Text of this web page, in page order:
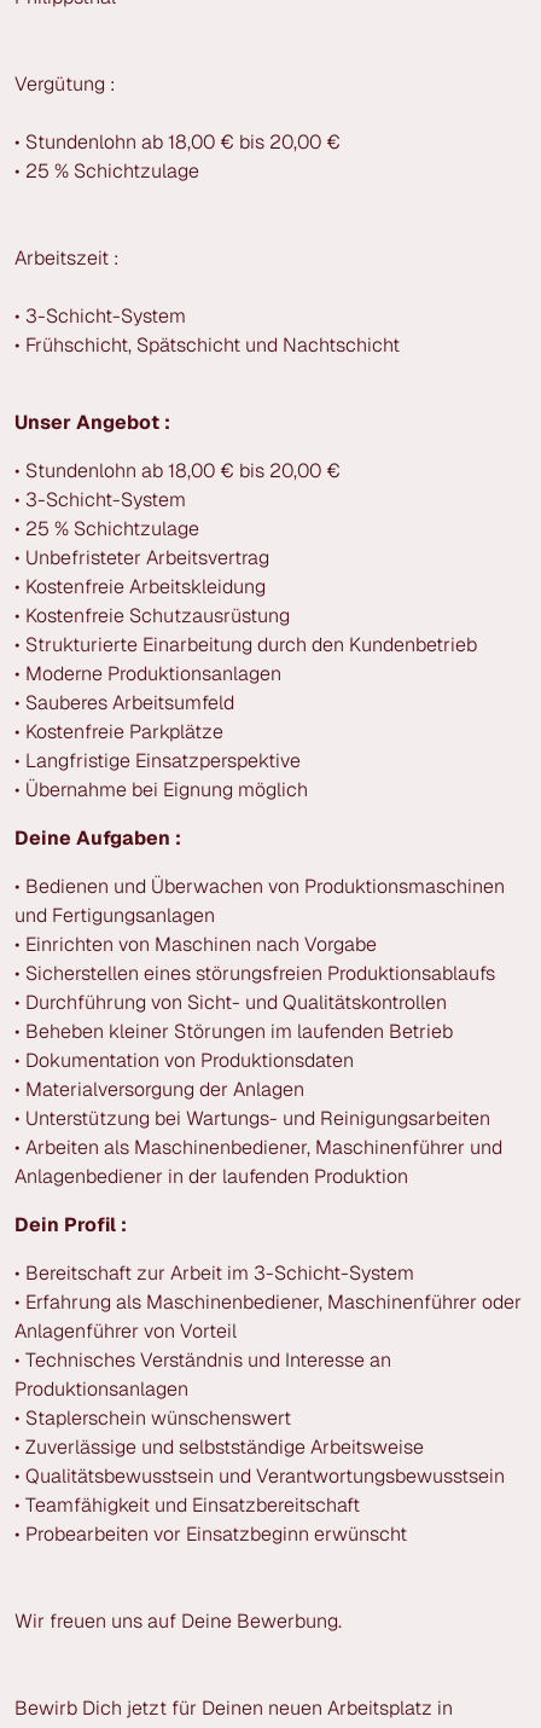
Vergütung :
• Stundenlohn ab 18,00 € bis 20,00 €
• 25 % Schichtzulage
Arbeitszeit :
• 3-Schicht-System
• Frühschicht, Spätschicht und Nachtschicht
Unser Angebot :
• Stundenlohn ab 18,00 € bis 20,00 €
• 3-Schicht-System
• 25 % Schichtzulage
• Unbefristeter Arbeitsvertrag
• Kostenfreie Arbeitskleidung
• Kostenfreie Schutzausrüstung
• Strukturierte Einarbeitung durch den Kundenbetrieb
• Moderne Produktionsanlagen
• Sauberes Arbeitsumfeld
• Kostenfreie Parkplätze
• Langfristige Einsatzperspektive
• Übernahme bei Eignung möglich
Deine Aufgaben :
• Bedienen und Überwachen von Produktionsmaschinen
und Fertigungsanlagen
• Einrichten von Maschinen nach Vorgabe
• Sicherstellen eines störungsfreien Produktionsablaufs
• Durchführung von Sicht- und Qualitätskontrollen
• Beheben kleiner Störungen im laufenden Betrieb
• Dokumentation von Produktionsdaten
• Materialversorgung der Anlagen
• Unterstützung bei Wartungs- und Reinigungsarbeiten
• Arbeiten als Maschinenbediener, Maschinenführer und
Anlagenbediener in der laufenden Produktion
Dein Profil :
• Bereitschaft zur Arbeit im 3-Schicht-System
• Erfahrung als Maschinenbediener, Maschinenführer oder
Anlagenführer von Vorteil
• Technisches Verständnis und Interesse an
Produktionsanlagen
• Staplerschein wünschenswert
• Zuverlässige und selbstständige Arbeitsweise
• Qualitätsbewusstsein und Verantwortungsbewusstsein
• Teamfähigkeit und Einsatzbereitschaft
• Probearbeiten vor Einsatzbeginn erwünscht
Wir freuen uns auf Deine Bewerbung.
Bewirb Dich jetzt für Deinen neuen Arbeitsplatz in